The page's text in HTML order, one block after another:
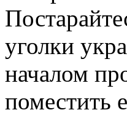
уголки
началом
поместить